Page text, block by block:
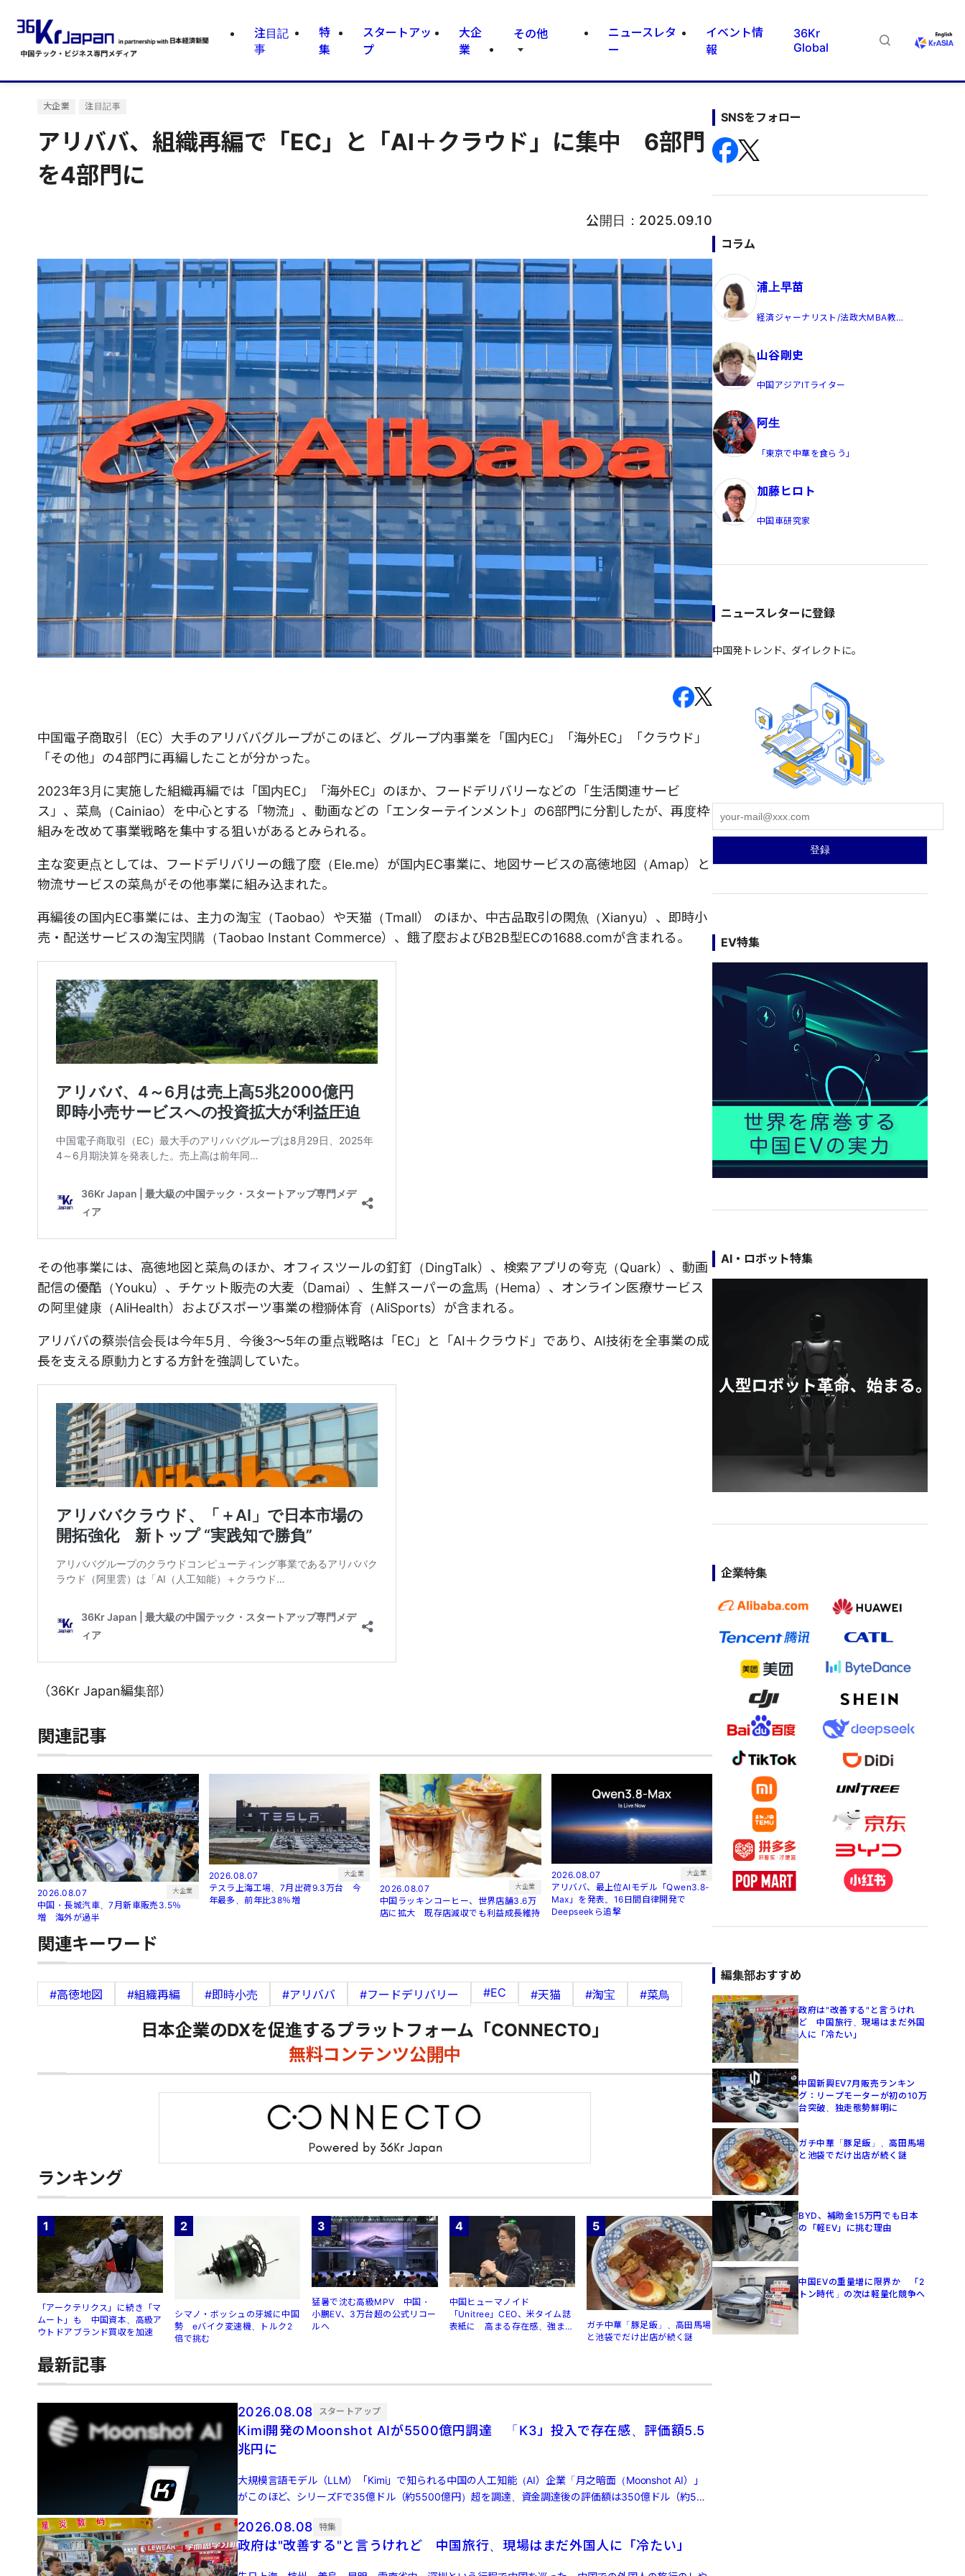
注目記
事
特
集
スタートアッ
プ
大企
業
その他
ニュースレタ
ー
イベント情
報
36Kr
Global
大企業 注目記事
アリババ、組織再編で「EC」と「AI＋クラウド」に集中 6部門
を4部門に
公開日： 2025.09.10
中国電子商取引（EC）大手のアリババグループがこのほど、グループ内事業を「国内EC」「海外EC」「クラウド」
「その他」の4部門に再編したことが分かった。
2023年3月に実施した組織再編では「国内EC」「海外EC」のほか、フードデリバリーなどの「生活関連サービ
ス」、菜鳥（Cainiao）を中心とする「物流」、動画などの「エンターテインメント」の6部門に分割したが、再度枠
組みを改めて事業戦略を集中する狙いがあるとみられる。
主な変更点としては、フードデリバリーの餓了麼（Ele.me）が国内EC事業に、地図サービスの高徳地図（Amap）と
物流サービスの菜鳥がその他事業に組み込まれた。
再編後の国内EC事業には、主力の淘宝（Taobao）や天猫（Tmall） のほか、中古品取引の閑魚（Xianyu）、即時小
売・配送サービスの淘宝閃購（Taobao Instant Commerce）、餓了麼およびB2B型ECの1688.comが含まれる。
その他事業には、高徳地図と菜鳥のほか、オフィスツールの釘釘（DingTalk）、検索アプリの夸克（Quark）、動画
配信の優酷（Youku）、チケット販売の大麦（Damai）、生鮮スーパーの盒馬（Hema）、オンライン医療サービス
の阿里健康（AliHealth）およびスポーツ事業の橙獅体育（AliSports）が含まれる。
アリババの蔡崇信会長は今年5月、今後3〜5年の重点戦略は「EC」と「AI＋クラウド」であり、AI技術を全事業の成
長を支える原動力とする方針を強調していた。
（36Kr Japan編集部）
関連記事
2026.08.07 大企業
中国・長城汽車、7月新車販売3.5％
増 海外が過半
2026.08.07 大企業
テスラ上海工場、7月出荷9.3万台 今
年最多、前年比38％増
2026.08.07 大企業
中国ラッキンコーヒー、世界店舗3.6万
店に拡大 既存店減収でも利益成長維持
2026.08.07 大企業
アリババ、最上位AIモデル「Qwen3.8-
Max」を発表。16日間自律開発で
Deepseekら追撃
関連キーワード
#高徳地図 #組織再編 #即時小売 #アリババ #フードデリバリー #EC #天猫 #淘宝 #菜鳥
日本企業のDXを促進するプラットフォーム「CONNECTO」
無料コンテンツ公開中
ランキング
1
「アークテリクス」に続き「マ
ムート」も 中国資本、高級ア
ウトドアブランド買収を加速
2
シマノ・ボッシュの牙城に中国
勢 eバイク変速機、トルク2
倍で挑む
3
猛暑で沈む高級MPV 中国・
小鵬EV、3万台超の公式リコー
ルへ
4
中国ヒューマノイド
「Unitree」CEO、米タイム誌
表紙に 高まる存在感、強まる
5
ガチ中華「豚足飯」、高田馬場
と池袋でだけ出店が続く謎
最新記事
2026.08.08 スタートアップ
Kimi開発のMoonshot AIが5500億円調達 「K3」投入で存在感、評価額5.5
兆円に
大規模言語モデル（LLM）「Kimi」で知られる中国の人工知能（AI）企業「月之暗面（Moonshot AI）」
がこのほど、シリーズFで35億ドル（約5500億円）超を調達、資金調達後の評価額は350億ドル（約5兆
500 […]
2026.08.08 特集
政府は"改善する"と言うけれど 中国旅行、現場はまだ外国人に「冷たい」
SNSをフォロー
コラム
浦上早苗
経済ジャーナリスト/法政大MBA教
山谷剛史
中国アジアITライター
阿生
「東京で中華を食らう」
加藤ヒロト
中国車研究家
ニュースレターに登録
中国発トレンド、ダイレクトに。
EV特集
AI・ロボット特集
企業特集
編集部おすすめ
政府は"改善する"と言うけれ
ど 中国旅行、現場はまだ外国
人に「冷たい」
中国新興EV7月販売ランキン
グ：リープモーターが初の10万
台突破、独走態勢鮮明に
ガチ中華「豚足飯」、高田馬場
と池袋でだけ出店が続く謎
BYD、補助金15万円でも日本
の「軽EV」に挑む理由
中国EVの重量増に限界か 「2
トン時代」の次は軽量化競争へ